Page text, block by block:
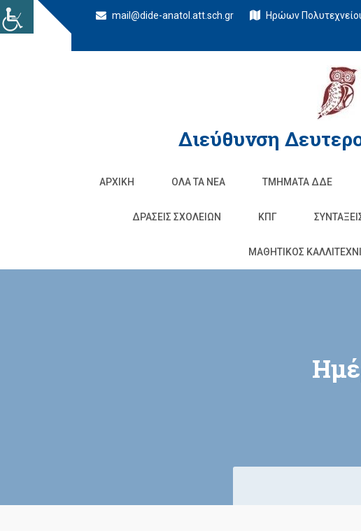
mail@dide-anatol.att.sch.gr Ηρώων
Διεύθυνση
ΑΡΧΙΚΉ ΌΛΑ ΤΑ ΝΈΑ ΤΜΉΜΑΤΑ ΔΔΕ
ΔΡΆΣΕΙΣ ΣΧΟΛΕΊΩΝ ΚΠΓ
ΜΑΘΗΤΙΚΟΣ